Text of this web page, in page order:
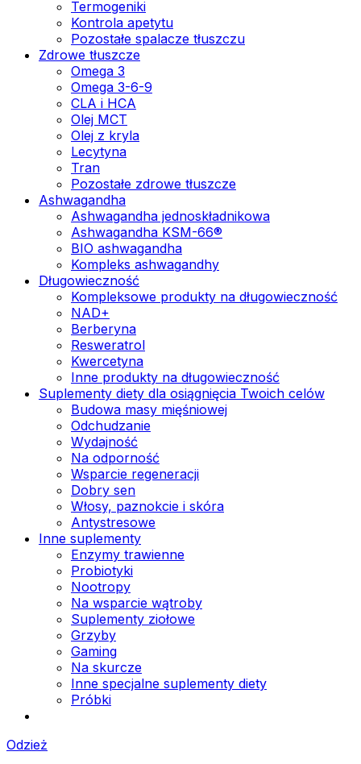
Termogeniki
Kontrola apetytu
Pozostałe spalacze tłuszczu
Zdrowe tłuszcze
Omega 3
Omega 3-6-9
CLA i HCA
Olej MCT
Olej z kryla
Lecytyna
Tran
Pozostałe zdrowe tłuszcze
Ashwagandha
Ashwagandha jednoskładnikowa
Ashwagandha KSM-66®
BIO ashwagandha
Kompleks ashwagandhy
Długowieczność
Kompleksowe produkty na długowieczność
NAD+
Berberyna
Resweratrol
Kwercetyna
Inne produkty na długowieczność
Suplementy diety dla osiągnięcia Twoich celów
Budowa masy mięśniowej
Odchudzanie
Wydajność
Na odporność
Wsparcie regeneracji
Dobry sen
Włosy, paznokcie i skóra
Antystresowe
Inne suplementy
Enzymy trawienne
Probiotyki
Nootropy
Na wsparcie wątroby
Suplementy ziołowe
Grzyby
Gaming
Na skurcze
Inne specjalne suplementy diety
Próbki
Odzież